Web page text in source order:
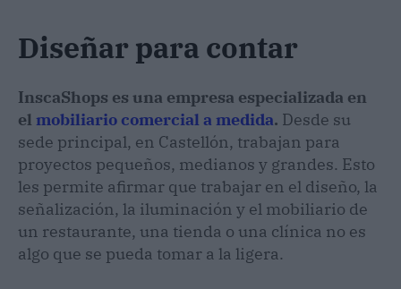
Diseñar para contar
InscaShops es una empresa especializada en
el mobiliario comercial a medida. Desde su
sede principal, en Castellón, trabajan para
proyectos pequeños, medianos y grandes. Esto
les permite afirmar que trabajar en el diseño, la
señalización, la iluminación y el mobiliario de
un restaurante, una tienda o una clínica no es
algo que se pueda tomar a la ligera.